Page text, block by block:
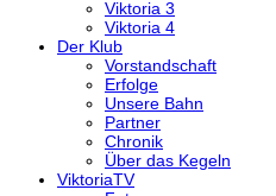
Viktoria 3
Viktoria 4
Der Klub
Vorstandschaft
Erfolge
Unsere Bahn
Partner
Chronik
Über das Kegeln
ViktoriaTV